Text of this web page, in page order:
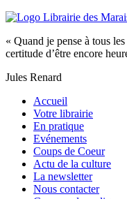
« Quand je pense à tous
certitude d’être encore
Jules Renard
Accueil
Votre librairie
En pratique
Evénements
Coups de Coeur
Actu de la culture
La newsletter
Nous contacter